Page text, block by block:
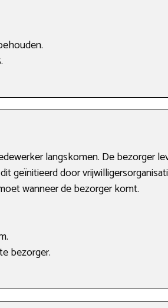
langskomen. De bezorger
geïnitieerd door
wanneer de bezorger komt.
bezorger.